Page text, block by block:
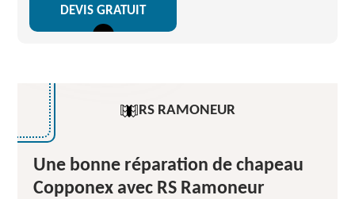
DEVIS GRATUIT
RS RAMONEUR
Une bonne réparation de chapeau
Copponex avec RS Ramoneur